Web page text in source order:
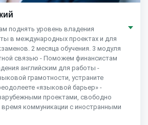
поднять уровень владения
в международных проектах и для
2 месяца обучения. 3 модуля
связью - Поможем финансистам
английским для работы -
грамотности, устраните
«языковой барьер» -
проектами, свободно
время коммуникации с иностранными